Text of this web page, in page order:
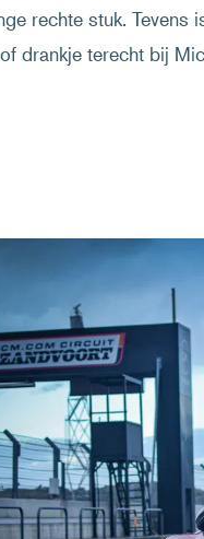
rechte stuk. Tevens
drankje terecht bij